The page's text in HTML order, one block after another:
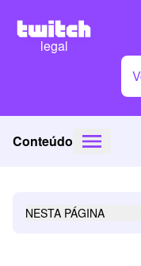
legal
Conteúdo
NESTA PÁGINA